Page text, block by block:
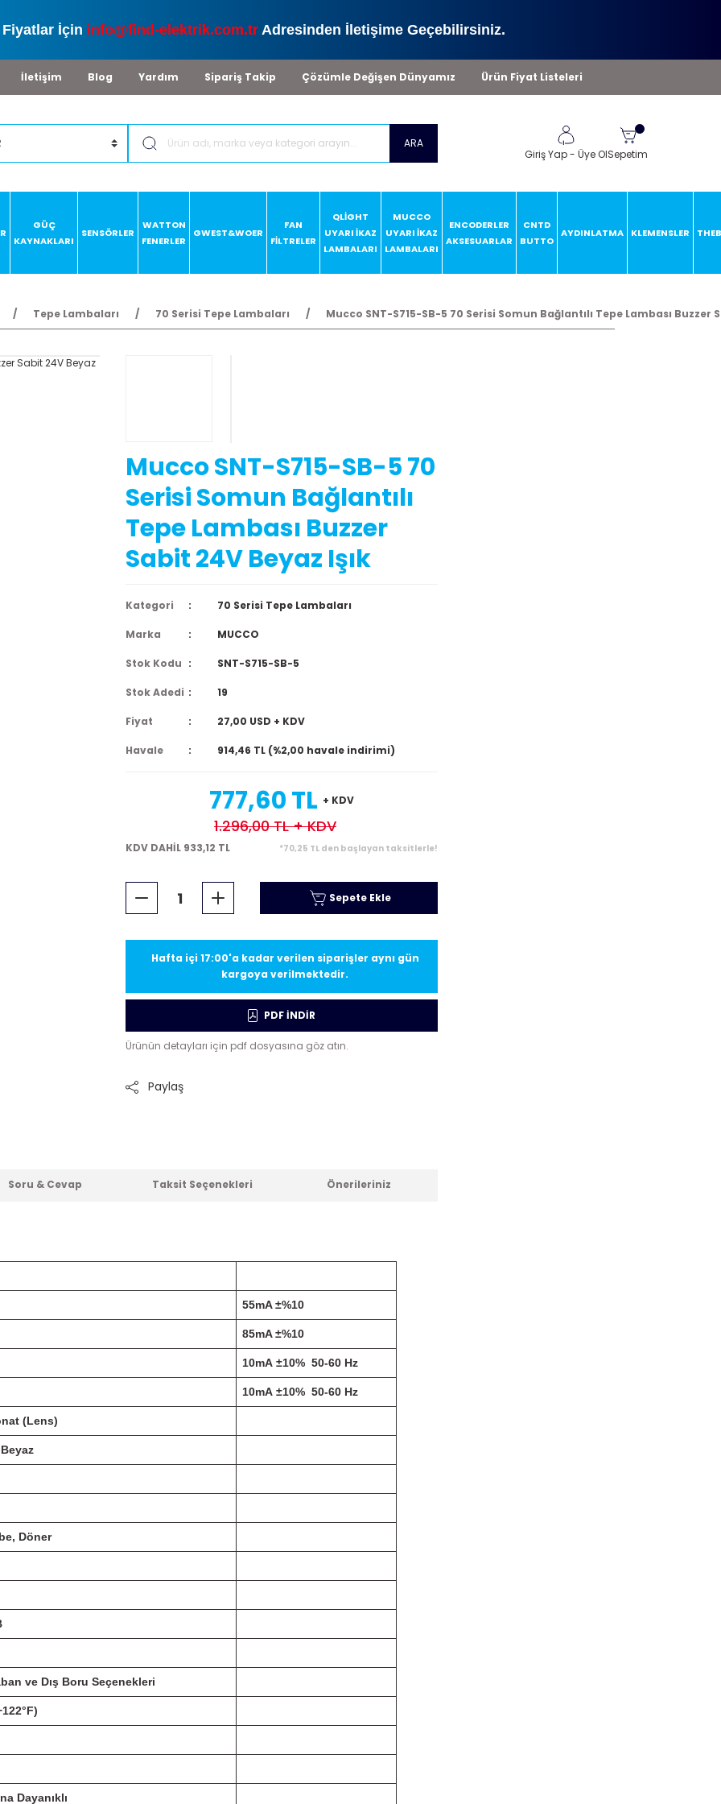
Fiyatlar İçin info@find-elektrik.com.trAdresinden İletişime Geçebilirsiniz.
İletişim Blog Yardım Sipariş Takip Çözümle Değişen Dünyamız Ürün Fiyat Listeleri
ARA
Giriş Yap- Üye OlSepetim
GÜÇ
KAYNAKLARI
SENSÖRLER
WATTON
FENERLER
GWEST&WOER
FAN
FİLTRELER
QLİGHT
UYARI İKAZ
LAMBALARI
MUCCO
UYARI İKAZ
LAMBALARI
ENCODERLER
AKSESUARLAR
CNTD
BUTTO
AYDINLATMA KLEMENSLER
Tepe Lambaları 70 Serisi Tepe Lambaları Mucco SNT-S715-SB-5 70 Serisi Somun Bağlantılı Tepe Lambası Buzzer
Mucco SNT-S715-SB-5 70
Serisi Somun Bağlantılı
Tepe Lambası Buzzer
Sabit 24V Beyaz Işık
Kategori 70 Serisi Tepe Lambaları
Marka MUCCO
Stok Kodu SNT-S715-SB-5
Stok Adedi 19
Fiyat 27,00 USD + KDV
Havale 914,46 TL (%2,00 havale indirimi)
777,60 TL + KDV
1.296,00 TL+ KDV
KDV DAHİL 933,12 TL *70,25 TL den başlayan taksitlerle!
Sepete Ekle
Hafta içi 17:00'a kadar verilen siparişler aynı gün
kargoya verilmektedir.
PDF İNDİR
Ürünün detayları için pdf dosyasına göz atın.
Paylaş
Soru & Cevap Taksit Seçenekleri Önerileriniz
55mA ±%10
85mA ±%10
10mA ±10% 50-60 Hz
10mA ±10% 50-60 Hz
(Lens)
Beyaz
Döner
ve Dış Boru Seçenekleri
Dayanıklı